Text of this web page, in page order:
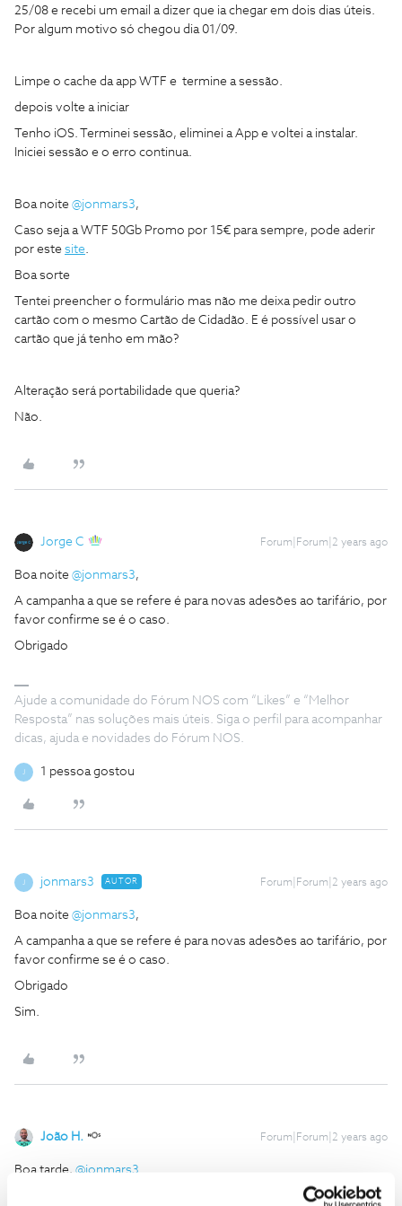
25/08 e recebi um email a dizer que ia chegar em dois dias úteis.
Por algum motivo só chegou dia 01/09.
Limpe o cache da app WTF e termine a sessão.
depois volte a iniciar
Tenho iOS. Terminei sessão, eliminei a App e voltei a instalar.
Iniciei sessão e o erro continua.
Boa noite @jonmars3,
Caso seja a WTF 50Gb Promo por 15€ para sempre, pode aderir
por este site.
Boa sorte
Tentei preencher o formulário mas não me deixa pedir outro
cartão com o mesmo Cartão de Cidadão. E é possível usar o
cartão que já tenho em mão?
Alteração será portabilidade que queria?
Não.
Jorge C Forum|Forum|2 years ago
Boa noite @jonmars3,
A campanha a que se refere é para novas adesões ao tarifário, por
favor confirme se é o caso.
Obrigado
Ajude a comunidade do Fórum NOS com “Likes” e “Melhor
Resposta” nas soluções mais úteis. Siga o perfil para acompanhar
dicas, ajuda e novidades do Fórum NOS.
1 pessoa gostou
jonmars3 AUTOR Forum|Forum|2 years ago
Boa noite @jonmars3,
A campanha a que se refere é para novas adesões ao tarifário, por
favor confirme se é o caso.
Obrigado
Sim.
João H. Forum|Forum|2 years ago
Boa tarde, @jonmars3
Lamentamos a situação que descreve. Dê-nos, por favor,